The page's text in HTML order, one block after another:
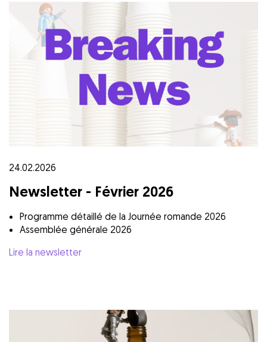
24.02.2026
Newsletter - Février 2026
Programme détaillé de la Journée romande 2026
Assemblée générale 2026
Lire la newsletter